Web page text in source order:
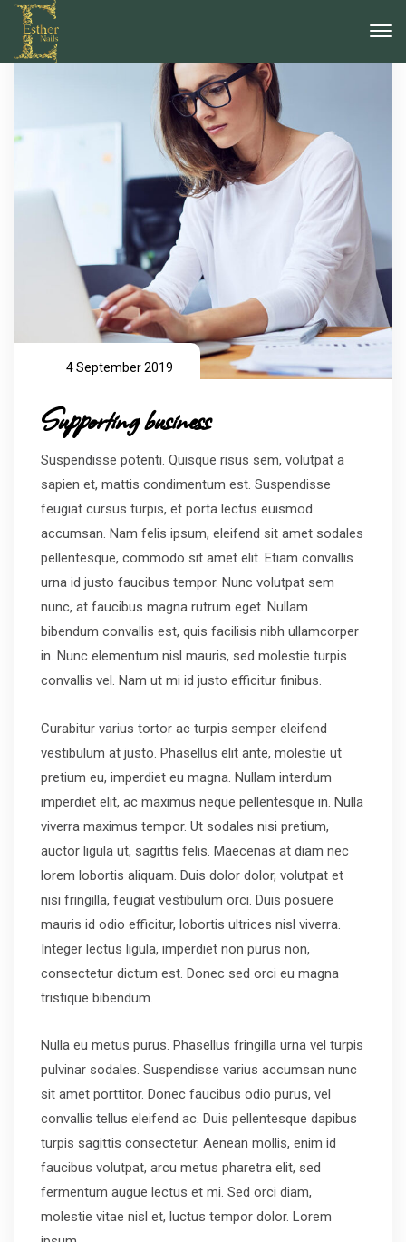
4 September 2019
Supporting business
Suspendisse potenti. Quisque risus sem, volutpat a
sapien et, mattis condimentum est. Suspendisse
feugiat cursus turpis, et porta lectus euismod
accumsan. Nam felis ipsum, eleifend sit amet sodales
pellentesque, commodo sit amet elit. Etiam convallis
urna id justo faucibus tempor. Nunc volutpat sem
nunc, at faucibus magna rutrum eget. Nullam
bibendum convallis est, quis facilisis nibh ullamcorper
in. Nunc elementum nisl mauris, sed molestie turpis
convallis vel. Nam ut mi id justo efficitur finibus.
Curabitur varius tortor ac turpis semper eleifend
vestibulum at justo. Phasellus elit ante, molestie ut
pretium eu, imperdiet eu magna. Nullam interdum
imperdiet elit, ac maximus neque pellentesque in. Nulla
viverra maximus tempor. Ut sodales nisi pretium,
auctor ligula ut, sagittis felis. Maecenas at diam nec
lorem lobortis aliquam. Duis dolor dolor, volutpat et
nisi fringilla, feugiat vestibulum orci. Duis posuere
mauris id odio efficitur, lobortis ultrices nisl viverra.
Integer lectus ligula, imperdiet non purus non,
consectetur dictum est. Donec sed orci eu magna
tristique bibendum.
Nulla eu metus purus. Phasellus fringilla urna vel turpis
pulvinar sodales. Suspendisse varius accumsan nunc
sit amet porttitor. Donec faucibus odio purus, vel
convallis tellus eleifend ac. Duis pellentesque dapibus
turpis sagittis consectetur. Aenean mollis, enim id
faucibus volutpat, arcu metus pharetra elit, sed
fermentum augue lectus et mi. Sed orci diam,
molestie vitae nisl et, luctus tempor dolor. Lorem